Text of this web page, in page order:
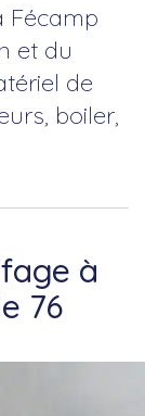
Fécamp
et du
de
boiler,
à
76